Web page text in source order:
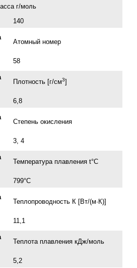
г/моль
140
Атомный номер
58
Плотность [г/cм3]
6,8
Степень окисления
3, 4
Температура плавления t°С
799°С
Теплопроводность К [Вт/(м·К)]
11,1
Теплота плавления кДж/моль
5,2